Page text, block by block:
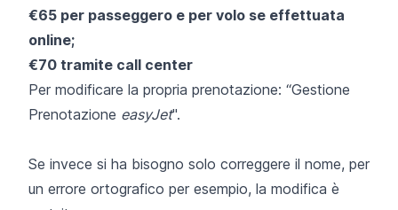
€65 per passeggero e per volo se effettuata
online;
€70 tramite call center
Per modificare la propria prenotazione: “Gestione
Prenotazione easyJet".
Se invece si ha bisogno solo correggere il nome, per
un errore ortografico per esempio, la modifica è